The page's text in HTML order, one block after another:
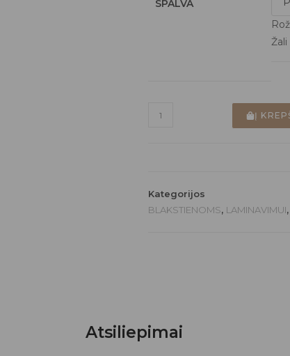
SPALVA
Žali
Į
Kategorijos
BLAKSTIENOMS, LAMINAVIMUI
Atsiliepimai